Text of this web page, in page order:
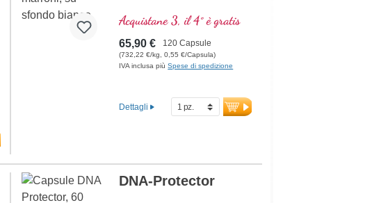
Acquistane 3, il 4° è gratis
65,90 € 120 Capsule
(732,22 €/kg, 0,55 €/Capsula)
IVA inclusa piùSpese di spedizione
Dettagli
DNA-Protector